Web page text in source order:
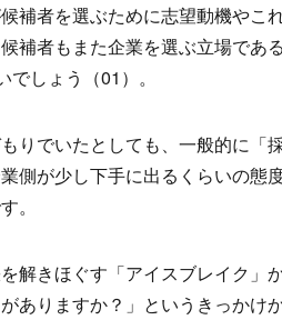
補者を選ぶために志望動機やこ
補者もまた企業を選ぶ立場であ
でしょう（01）。
りでいたとしても、一般的に「
側が少し下手に出るくらいの態
。
解きほぐす「アイスブレイク」
ありますか？」というきっかけ